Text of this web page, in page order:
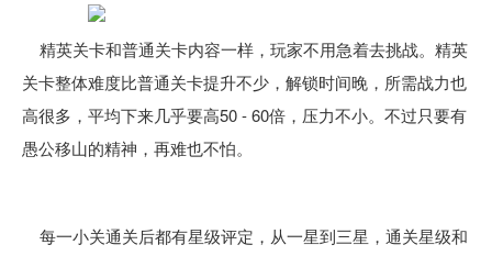
精英关卡和普通关卡内容一样，玩家不用急着去挑战。精英
关卡整体难度比普通关卡提升不少，解锁时间晚，所需战力也
高很多，平均下来几乎要高50 - 60倍，压力不小。不过只要有
愚公移山的精神，再难也不怕。
每一小关通关后都有星级评定，从一星到三星，通关星级和